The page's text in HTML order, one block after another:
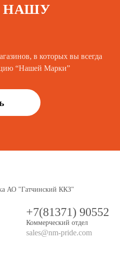
НАШУ
в которых вы всегда
“Нашей Марки”
АО "Гатчинский ККЗ"
+7(81371) 90552
Коммерческий отдел
sales@nm-pride.com